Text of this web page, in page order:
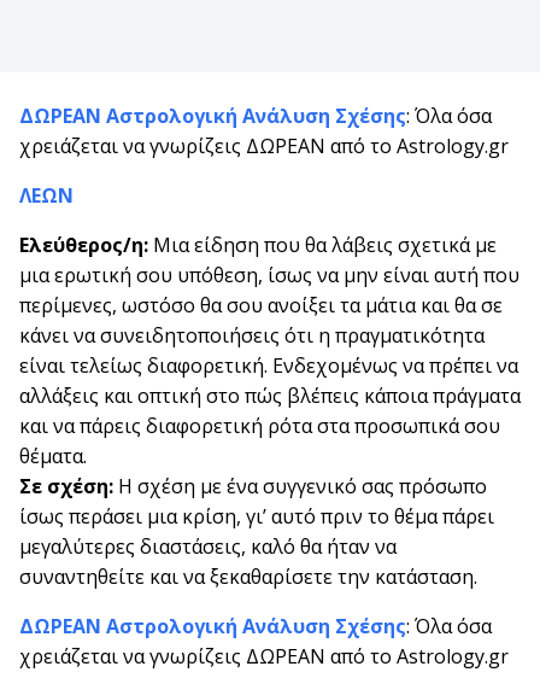
ΔΩΡΕΑΝ Αστρολογική Ανάλυση Σχέσης: Όλα όσα
χρειάζεται να γνωρίζεις ΔΩΡΕΑΝ από το Astrology.gr
ΛΕΩΝ
Ελεύθερος/η: Μια είδηση που θα λάβεις σχετικά με
μια ερωτική σου υπόθεση, ίσως να μην είναι αυτή που
περίμενες, ωστόσο θα σου ανοίξει τα μάτια και θα σε
κάνει να συνειδητοποιήσεις ότι η πραγματικότητα
είναι τελείως διαφορετική. Ενδεχομένως να πρέπει να
αλλάξεις και οπτική στο πώς βλέπεις κάποια πράγματα
και να πάρεις διαφορετική ρότα στα προσωπικά σου
θέματα.
Σε σχέση: Η σχέση με ένα συγγενικό σας πρόσωπο
ίσως περάσει μια κρίση, γι’ αυτό πριν το θέμα πάρει
μεγαλύτερες διαστάσεις, καλό θα ήταν να
συναντηθείτε και να ξεκαθαρίσετε την κατάσταση.
ΔΩΡΕΑΝ Αστρολογική Ανάλυση Σχέσης: Όλα όσα
χρειάζεται να γνωρίζεις ΔΩΡΕΑΝ από το Astrology.gr